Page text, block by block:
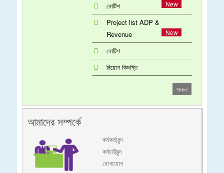
নোটিশ
Project list ADP &
Revenue
নোটিশ
নিয়োগ বিজ্ঞপ্তি
সকল
আমাদের সম্পর্কে
কর্মকর্তাবৃন্দ
কর্মচারীবৃন্দ
যোগাযোগ